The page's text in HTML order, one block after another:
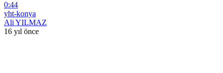
0:44
yht-konya
Ali YILMAZ
16 yıl önce